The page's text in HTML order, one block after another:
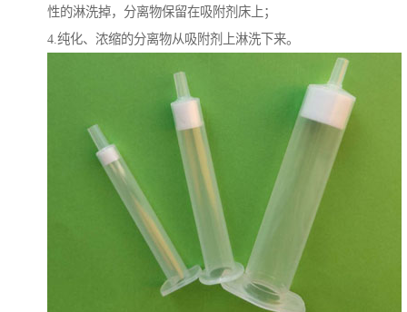
性的淋洗掉，分离物保留在吸附剂床上；
4.纯化、浓缩的分离物从吸附剂上淋洗下来。